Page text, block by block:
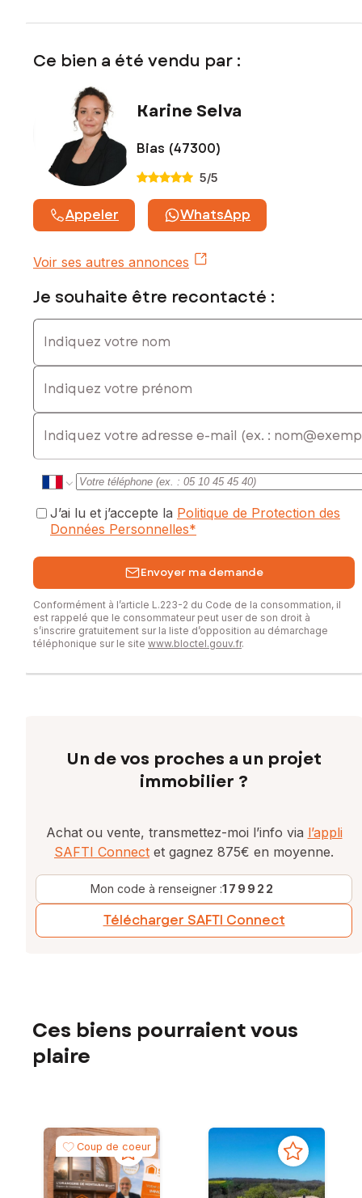
Ce bien a été vendu par :
Karine Selva
Bias (47300)
5/5
Appeler WhatsApp
Voir ses autres annonces
Je souhaite être recontacté :
Indiquez votre nom
Indiquez votre prénom
E-mail
J’ai lu et j’accepte la Politique de Protection des
Données Personnelles*
Envoyer ma demande
Conformément à l’article L.223-2 du Code de la consommation, il
est rappelé que le consommateur peut user de son droit à
s’inscrire gratuitement sur la liste d’opposition au démarchage
téléphonique sur le site www.bloctel.gouv.fr.
Un de vos proches a un projet
immobilier ?
Achat ou vente, transmettez-moi l’info via l’appli
SAFTI Connect et gagnez 875€ en moyenne.
Mon code à renseigner :179922
Télécharger SAFTI Connect
Ces biens pourraient vous
plaire
Coup de coeur